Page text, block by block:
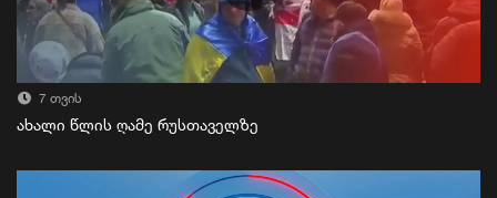
7 თვის
ახალი წლის ღამე რუსთაველზე